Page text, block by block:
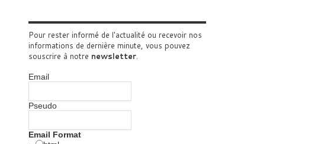
Pour rester informé de l'actualité ou recevoir nos
informations de dernière minute, vous pouvez
souscrire à notre newsletter.
Email
Pseudo
Email Format